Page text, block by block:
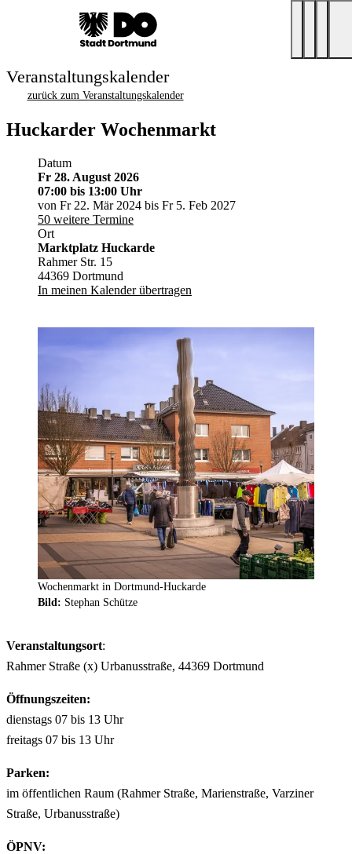
Veranstaltungskalender
zurück zum Veranstaltungskalender
Huckarder Wochenmarkt
Datum
Fr 28. August 2026
07:00 bis 13:00 Uhr
von Fr 22. Mär 2024 bis Fr 5. Feb 2027
50 weitere Termine
Ort
Marktplatz Huckarde
Rahmer Str. 15
44369 Dortmund
In meinen Kalender übertragen
Wochenmarkt in Dortmund-Huckarde
Bild: Stephan Schütze
Veranstaltungsort:
Rahmer Straße (x) Urbanusstraße, 44369 Dortmund
Öffnungszeiten:
dienstags 07 bis 13 Uhr
freitags 07 bis 13 Uhr
Parken:
im öffentlichen Raum (Rahmer Straße, Marienstraße, Varziner
Straße, Urbanusstraße)
ÖPNV: